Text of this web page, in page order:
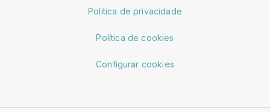
Política de privacidade
Política de cookies
Configurar cookies